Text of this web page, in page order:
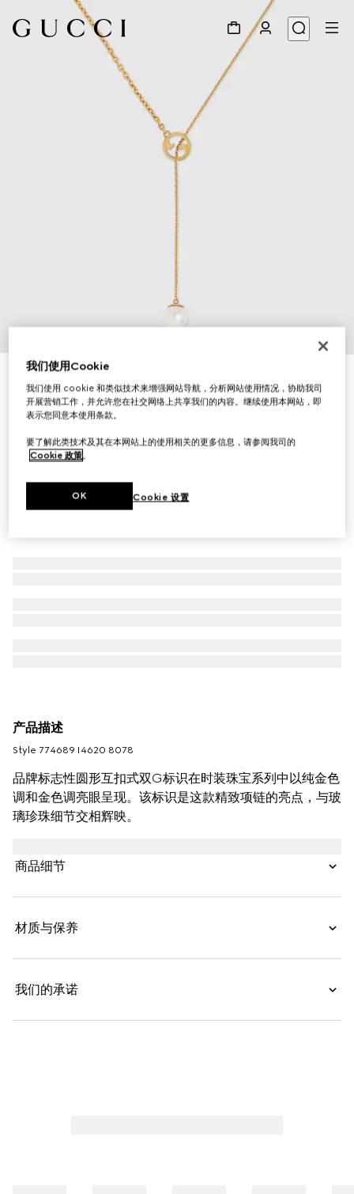
Gucci Blondie系列珍珠吊坠项链
A$850
产品描述
Style ‎774689 I4620 8078
品牌标志性圆形互扣式双G标识在时装珠宝系列中以纯金色
调和金色调亮眼呈现。该标识是这款精致项链的亮点，与玻
璃珍珠细节交相辉映。
商品细节
材质与保养
我们的承诺
我们使用Cookie
我们使用 cookie 和类似技术来增强网站导航，分析网站使用情况，协助我司
开展营销工作，并允许您在社交网络上共享我们的内容。继续使用本网站，即
表示您同意本使用条款。
要了解此类技术及其在本网站上的使用相关的更多信息，请参阅我司的
Cookie 政策。
Cookie 设置
OK